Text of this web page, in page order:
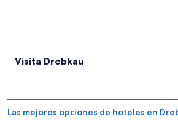
Visita Drebkau
Las mejores opciones de hoteles en